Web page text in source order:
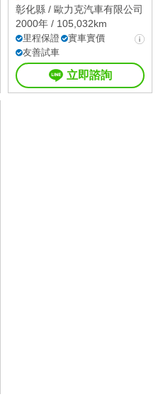
彰化縣 / 歐力克汽車有限公司
2000年 / 105,032km
里程保證
實車實價
友善試車
立即諮詢